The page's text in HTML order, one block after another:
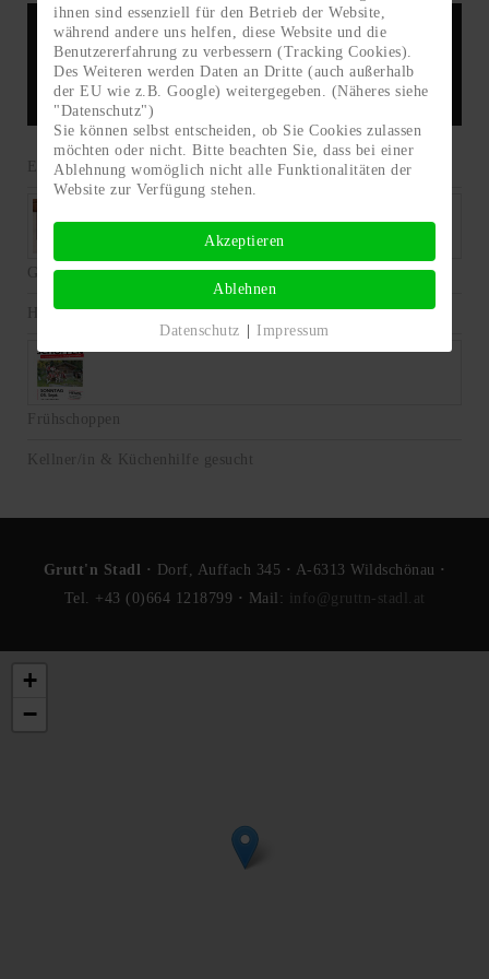
Grutt'n Stadl Auffach
Einschneiber-Party
Grutt'n Gascha 2022
Halloween-Party
Frühschoppen
Kellner/in & Küchenhilfe gesucht
Grutt'n Stadl · Dorf, Auffach 345 · A-6313 Wildschönau ·
Tel. +43 (0)664 1218799 · Mail: info@gruttn-stadl.at
+
−
ihnen sind essenziell für den Betrieb der Website,
während andere uns helfen, diese Website und die
Benutzererfahrung zu verbessern (Tracking Cookies).
Des Weiteren werden Daten an Dritte (auch außerhalb
der EU wie z.B. Google) weitergegeben. (Näheres siehe
"Datenschutz")
Sie können selbst entscheiden, ob Sie Cookies zulassen
möchten oder nicht. Bitte beachten Sie, dass bei einer
Ablehnung womöglich nicht alle Funktionalitäten der
Website zur Verfügung stehen.
Akzeptieren
Ablehnen
Datenschutz Impressum